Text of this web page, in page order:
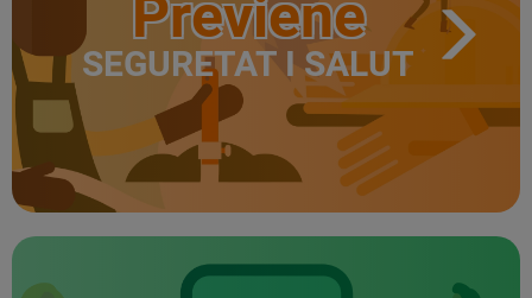
Previene
SEGURETAT I SALUT